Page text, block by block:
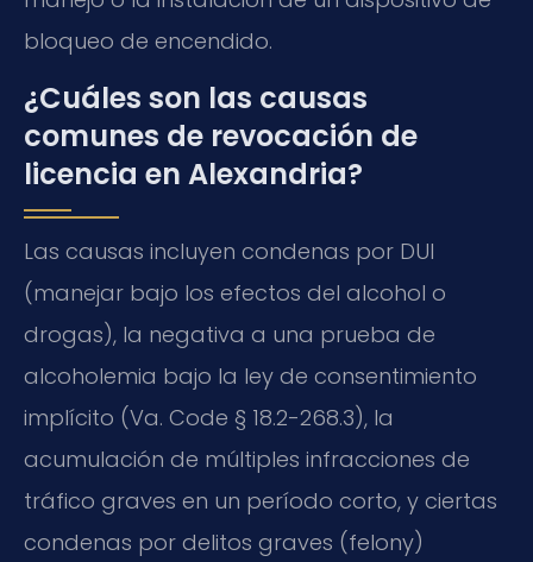
bloqueo de encendido.
¿Cuáles son las causas
comunes de revocación de
licencia en Alexandria?
Las causas incluyen condenas por DUI
(manejar bajo los efectos del alcohol o
drogas), la negativa a una prueba de
alcoholemia bajo la ley de consentimiento
implícito (Va. Code § 18.2-268.3), la
acumulación de múltiples infracciones de
tráfico graves en un período corto, y ciertas
condenas por delitos graves (felony)